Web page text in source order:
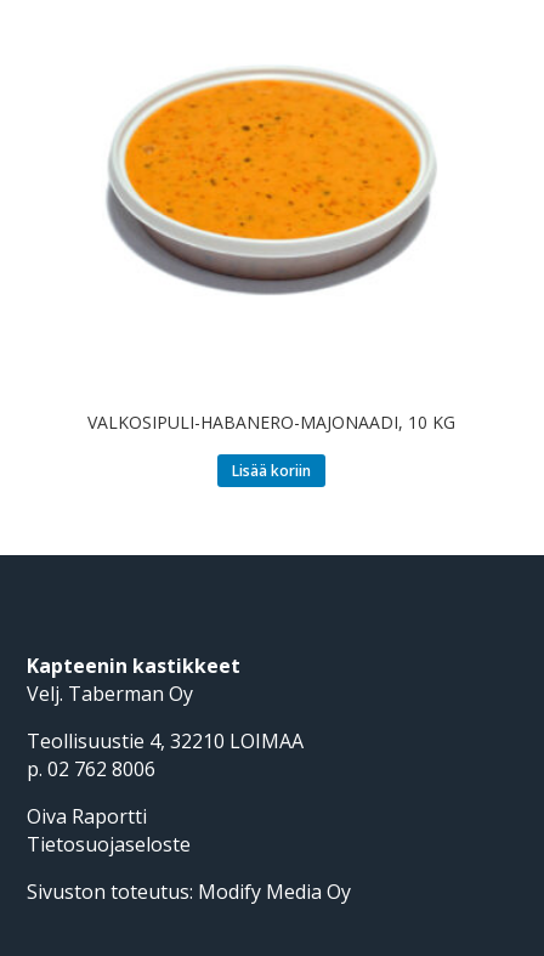
VALKOSIPULI-HABANERO-MAJONAADI, 10 KG
Lisää koriin
Kapteenin kastikkeet
Velj. Taberman Oy
Teollisuustie 4, 32210 LOIMAA
p. 02 762 8006
Oiva Raportti
Tietosuojaseloste
Sivuston toteutus: Modify Media Oy